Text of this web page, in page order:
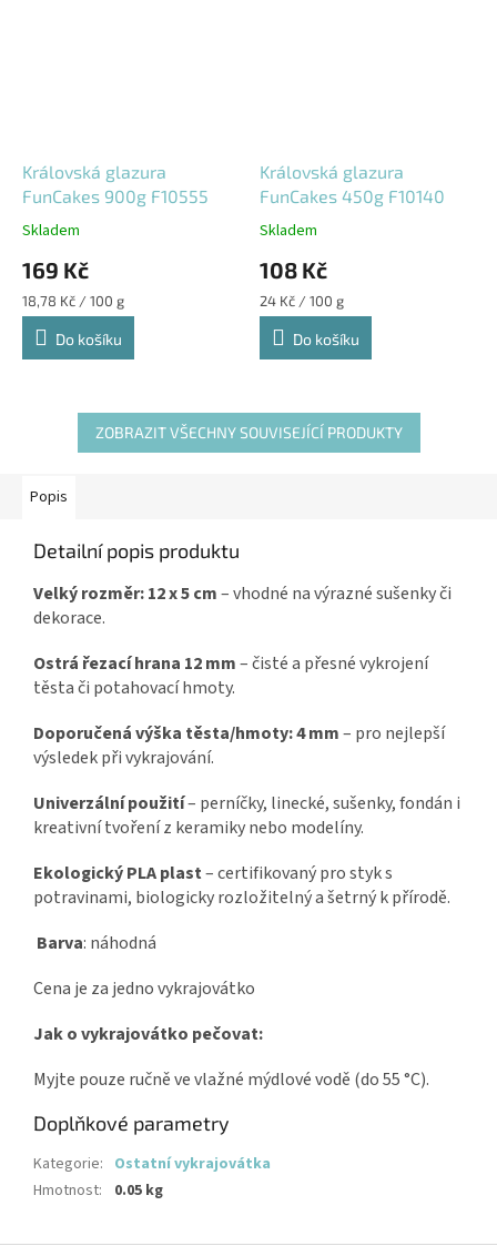
Královská glazura
FunCakes 900g F10555
Skladem
169 Kč
Měrná
cena:
18,78 Kč / 100 g
Do košíku
Královská glazura
FunCakes 450g F10140
Skladem
108 Kč
Měrná
cena:
24 Kč / 100 g
Do košíku
ZOBRAZIT VŠECHNY SOUVISEJÍCÍ PRODUKTY
Popis
Detailní popis produktu
Velký rozměr: 12 x 5 cm– vhodné na výrazné sušenky či
dekorace.
Ostrá řezací hrana 12 mm– čisté a přesné vykrojení
těsta či potahovací hmoty.
Doporučená výška těsta/hmoty: 4 mm– pro nejlepší
výsledek při vykrajování.
Univerzální použití– perníčky, linecké, sušenky, fondán i
kreativní tvoření z keramiky nebo modelíny.
Ekologický PLA plast– certifikovaný pro styk s
potravinami, biologicky rozložitelný a šetrný k přírodě.
Barva: náhodná
Cena je za jedno vykrajovátko
Jak o vykrajovátko pečovat:
Myjte pouze ručně ve vlažné mýdlové vodě (do 55 °C).
Doplňkové parametry
Kategorie: Ostatní vykrajovátka
Hmotnost: 0.05 kg